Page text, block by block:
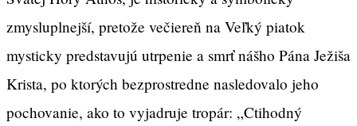
zmysluplnejší, pretože večiereň na Veľký piatok
mysticky predstavujú utrpenie a smrť nášho Pána Ježiša
Krista, po ktorých bezprostredne nasledovalo jeho
pochovanie, ako to vyjadruje tropár: „Ctihodný